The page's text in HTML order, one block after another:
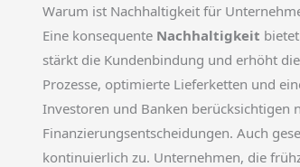
Warum ist Nachhaltigkeit für
Eine konsequente Nachhaltigkeit
stärkt die Kundenbindung und erhöht
Prozesse, optimierte Lieferketten und
Investoren und Banken berücksichtigen
Finanzierungsentscheidungen. Auch
kontinuierlich zu. Unternehmen, die